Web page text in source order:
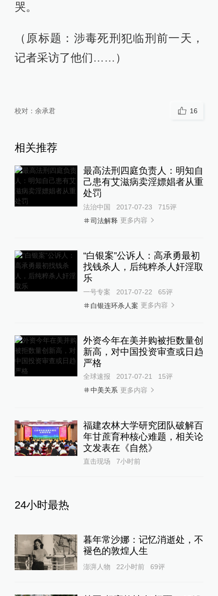
哭。
（原标题：涉毒死刑犯临刑前一天，
记者采访了他们……）
校对： 余承君 16
相关推荐
最高法刑四庭负责人：明知自
己患有艾滋病卖淫嫖娼者从重
处罚
法治中国 2017-07-23 715评
司法解释 更多内容
“白银案”公诉人：高承勇最初
找钱杀人，后纯粹杀人奸淫取
乐
一号专案 2017-07-22 65评
白银连环杀人案 更多内容
外资今年在美并购被拒数量创
新高，对中国投资审查或日趋
严格
全球速报 2017-07-21 15评
中美关系 更多内容
福建农林大学研究团队破解百
年甘蔗育种核心难题，相关论
文发表在《自然》
直击现场 7小时前
24小时最热
暮年常沙娜：记忆消逝处，不
褪色的敦煌人生
澎湃人物 22小时前 69评